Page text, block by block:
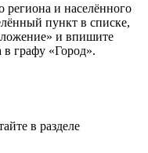
региона и населённого
пункт в списке,
и впишите
в графу «Город».
в разделе